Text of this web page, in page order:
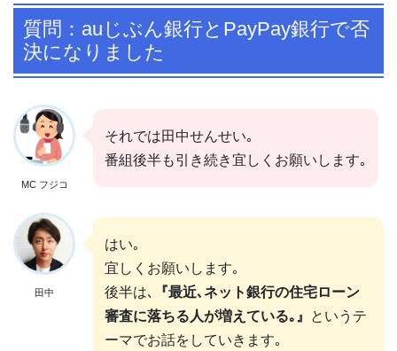
質問：auじぶん銀行とPayPay銀行で否
決になりました
MC フジコ
それでは田中せんせい｡
番組後半も引き続き宜しくお願いします｡
田中
はい｡
宜しくお願いします｡
後半は､
『最近､ネット銀行の住宅ローン
審査に落ちる人が増えている｡』
というテ
ーマでお話をしていきます｡